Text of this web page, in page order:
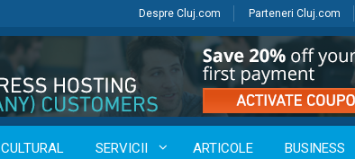
Despre Cluj.com Parteneri Cluj.com
CULTURAL SERVICII ARTICOLE BUSINESS